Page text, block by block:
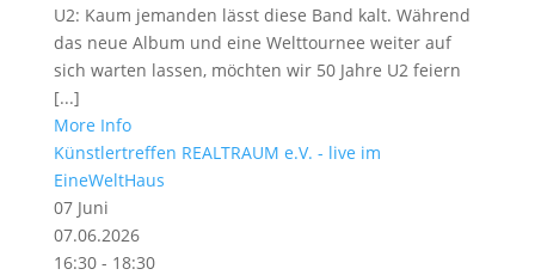
U2: Kaum jemanden lässt diese Band kalt. Während
das neue Album und eine Welttournee weiter auf
sich warten lassen, möchten wir 50 Jahre U2 feiern
[...]
More Info
Künstlertreffen REALTRAUM e.V. - live im
EineWeltHaus
07 Juni
07.06.2026
16:30 - 18:30